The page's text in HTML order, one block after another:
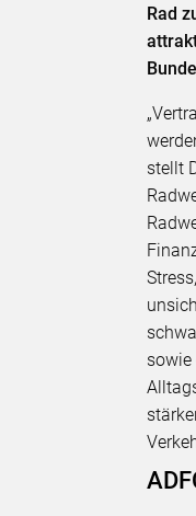
Rad
stellt